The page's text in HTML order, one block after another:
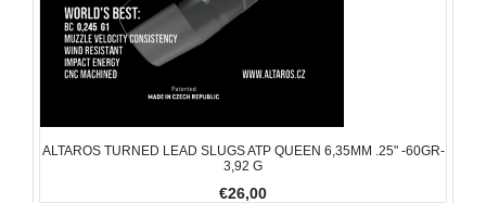
ALTAROS TURNED LEAD SLUGS ATP QUEEN 6,35MM .25" -60GR-
3,92 G
€26,00